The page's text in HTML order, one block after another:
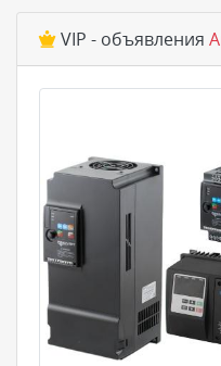
VIP - объявления